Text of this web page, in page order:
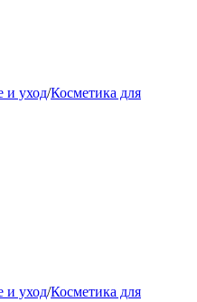
и уход/Косметика для
и уход/Косметика для